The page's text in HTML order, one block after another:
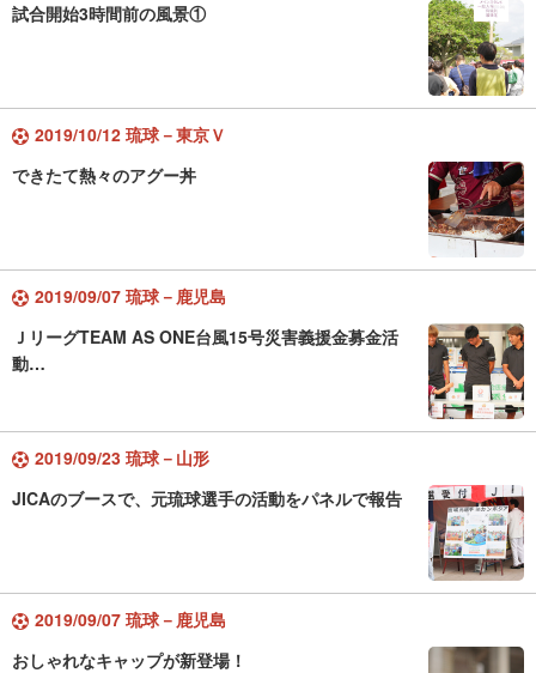
試合開始3時間前の風景①
2019/10/12 琉球－東京Ｖ
できたて熱々のアグー丼
2019/09/07 琉球－鹿児島
ＪリーグTEAM AS ONE台風15号災害義援金募金活
動…
2019/09/23 琉球－山形
JICAのブースで、元琉球選手の活動をパネルで報告
2019/09/07 琉球－鹿児島
おしゃれなキャップが新登場！